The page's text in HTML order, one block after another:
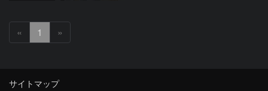
« 1 »
サイトマップ